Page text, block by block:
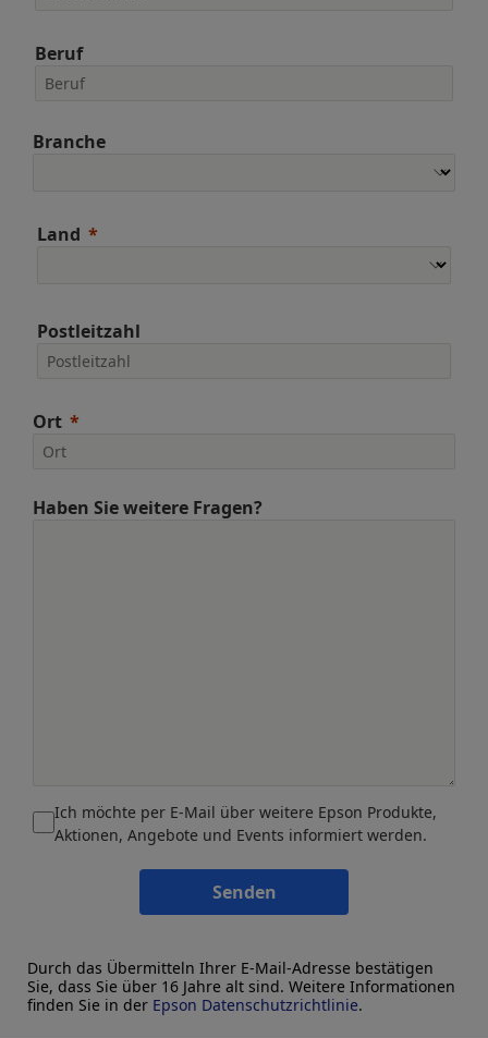
Beruf
Branche
Land
Postleitzahl
Ort
Haben Sie weitere Fragen?
Ich möchte per E-Mail über weitere Epson Produkte,
Aktionen, Angebote und Events informiert werden.
Senden
Durch das Übermitteln Ihrer E-Mail-Adresse bestätigen
Sie, dass Sie über 16 Jahre alt sind. Weitere Informationen
finden Sie in der Epson Datenschutzrichtlinie.